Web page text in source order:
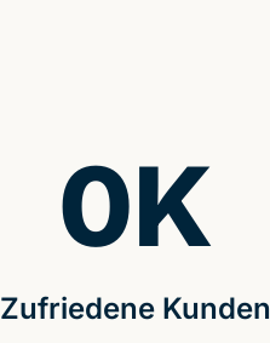
Zufriedene Kunden
0K